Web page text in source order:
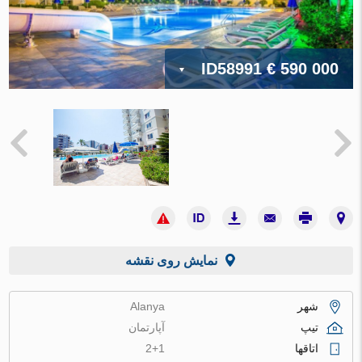
ID58991€ 590 000
نمایش روی نقشه
شهر
Alanya
تیپ
آپارتمان
اتاقها
2+1